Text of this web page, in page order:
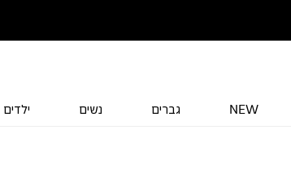
NEW גברים נשים ילדים